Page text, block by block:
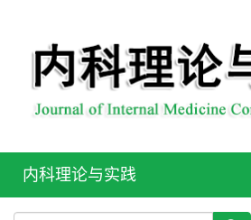
内科理论与实践